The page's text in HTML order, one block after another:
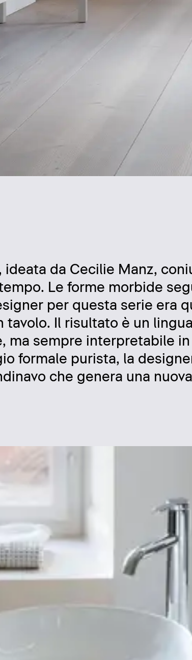
da Cecilie Manz,
Le forme morbide
per questa serie era
tavolo. Il risultato è un
ma sempre interpretabile
formale purista, la
che genera una nuova